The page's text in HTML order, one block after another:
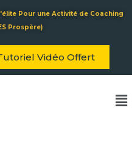
Pour une Activité de Coaching
Prospère)
Vidéo Offert